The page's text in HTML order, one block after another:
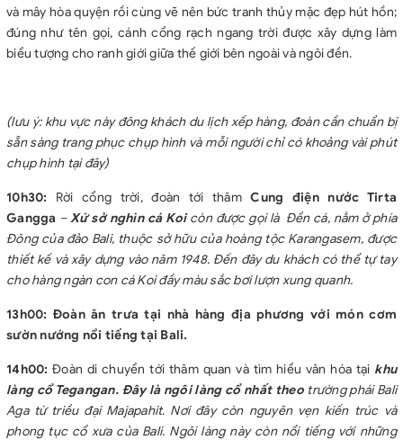
và mây hòa quyện rồi cùng vẽ nên bức tranh thủy mặc đẹp hút hồn;
đúng như tên gọi, cánh cổng rạch ngang trời được xây dựng làm
biểu tượng cho ranh giới giữa thế giới bên ngoài và ngôi đền.
(lưu ý: khu vực này đông khách du lịch xếp hàng, đoàn cần chuẩn bị
sẵn sàng trang phục chụp hình và mỗi người chỉ có khoảng vài phút
chụp hình tại đây)
10h30: Rời cổng trời, đoàn tới thăm Cung điện nước Tirta
Gangga –Xứ sở nghìn cá Koi còn được gọi là Đền cá, nằm ở phía
Đông của đảo Bali, thuộc sở hữu của hoàng tộc Karangasem, được
thiết kế và xây dựng vào năm 1948. Đến đây du khách có thể tự tay
cho hàng ngàn con cá Koi đầy màu sắc bơi lượn xung quanh.
13h00: Đoàn ăn trưa tại nhà hàng địa phương với món cơm
sườn nướng nổi tiếng tại Bali.
14h00: Đoàn di chuyển tới thăm quan và tìm hiểu văn hóa tại khu
làng cổ Tegangan. Đây là ngôi làng cổ nhất theo trường phái Bali
Aga từ triều đại Majapahit. Nơi đây còn nguyên vẹn kiến trúc và
phong tục cổ xưa của Bali. Ngôi làng này còn nổi tiếng với những